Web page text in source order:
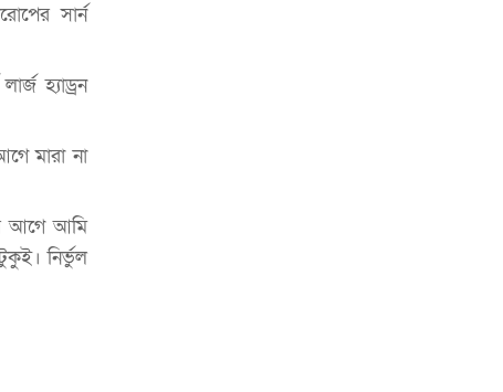
সার্ন
হ্যাড্রন
মারা না
আগে আমি
নির্ভুল